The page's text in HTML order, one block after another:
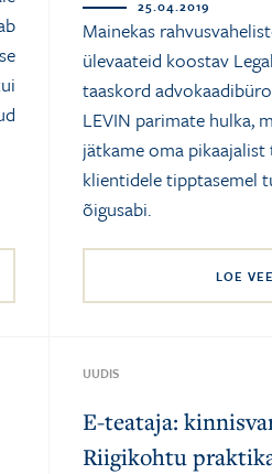
25.04.2019
Mainekas
ülevaateid koostav
taaskord
LEVIN parimate hulka,
jätkame oma
klientidele tipptasemel
õigusabi.
LOE
UUDIS
E-teataja:
Riigikohtu